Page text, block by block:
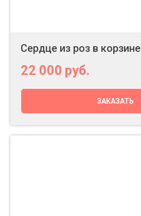
Сердце из роз в корзине
22 000 руб.
ЗАКАЗАТЬ